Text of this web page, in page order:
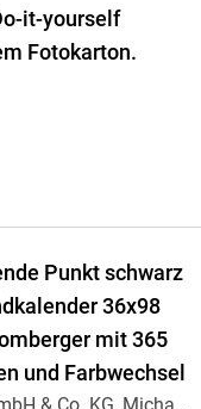
it-yourself
Fotokarton.
Punkt schwarz
36x98
mit 365
und Farbwechsel